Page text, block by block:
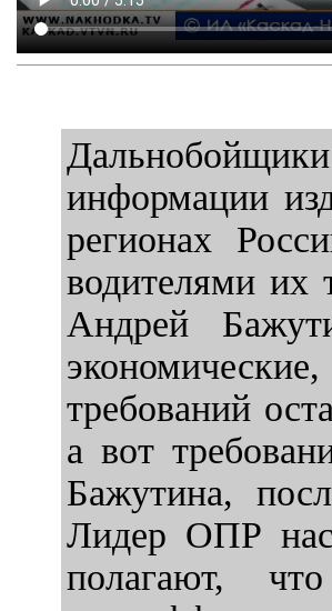
Дальнобойщики
информации
регионах
водителями их
Андрей
требований
а вот
Бажутина,
Лидер ОПР
полагают,